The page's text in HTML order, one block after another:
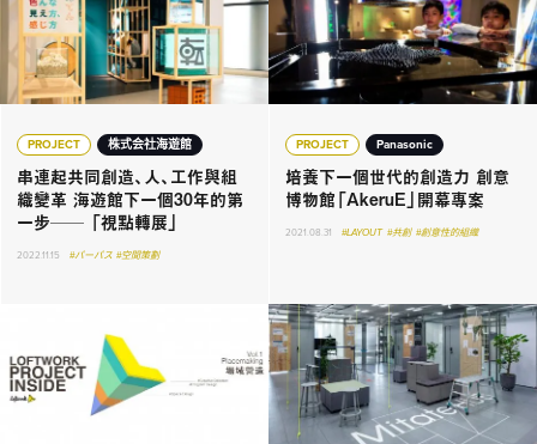
PROJECT 株式会社海遊館
串連起共同創造、人、工作與組
織變革 海遊館下一個30年的第
一步── 「視點轉展」
2022.11.15 #パーパス #空間策劃
PROJECT Panasonic
培養下一個世代的創造力 創意
博物館「AkeruE」開幕專案
2021.08.31 #LAYOUT #共創 #創意性的組織